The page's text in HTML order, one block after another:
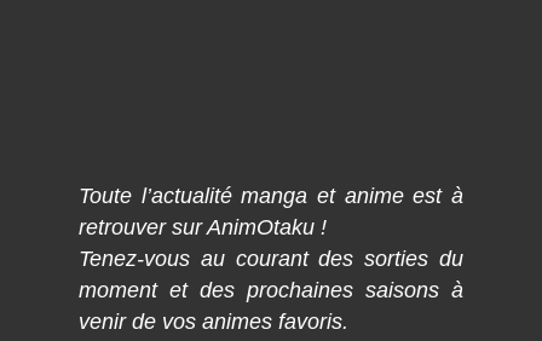
Toute l’actualité manga et anime est à
retrouver sur AnimOtaku !
Tenez-vous au courant des sorties du
moment et des prochaines saisons à
venir de vos animes favoris.